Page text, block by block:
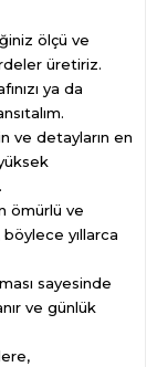
ölçü ve
üretiriz.
ya da
ve detayların en
ömürlü ve
yıllarca
sayesinde
ve günlük